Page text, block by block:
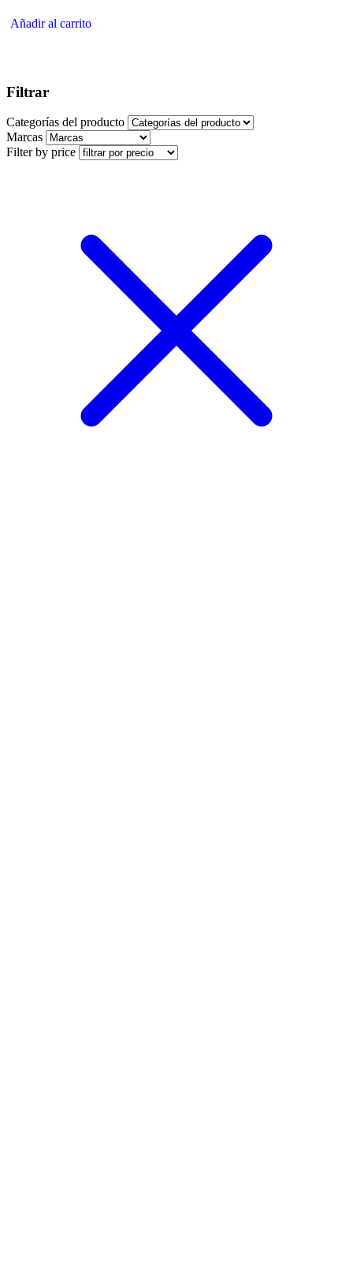
Añadir al carrito
Filtrar
Categorías del producto
Marcas
Filter by price